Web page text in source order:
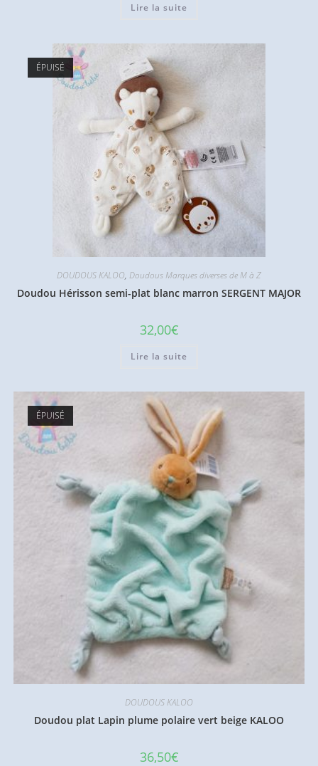
Lire la suite
ÉPUISÉ
DOUDOUS KALOO, Doudous Marques diverses de M à Z
Doudou Hérisson semi-plat blanc marron SERGENT MAJOR
32,00€
Lire la suite
ÉPUISÉ
DOUDOUS KALOO
Doudou plat Lapin plume polaire vert beige KALOO
36,50€